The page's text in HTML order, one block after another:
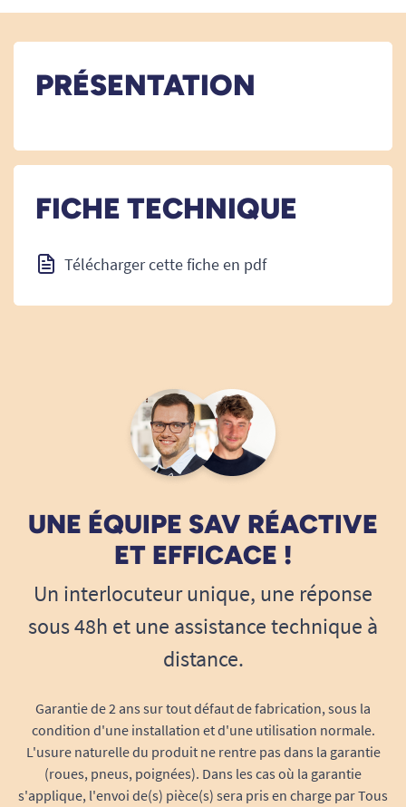
PRÉSENTATION
FICHE TECHNIQUE
Télécharger cette fiche en pdf
UNE ÉQUIPE SAV RÉACTIVE
ET EFFICACE !
Un interlocuteur unique, une réponse
sous 48h et une assistance technique à
distance.
Garantie de 2 ans sur tout défaut de fabrication, sous la
condition d'une installation et d'une utilisation normale.
L'usure naturelle du produit ne rentre pas dans la garantie
(roues, pneus, poignées). Dans les cas où la garantie
s'applique, l'envoi de(s) pièce(s) sera pris en charge par Tous